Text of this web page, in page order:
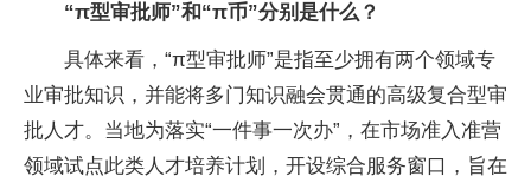
“π型审批师”和“π币”分别是什么？
具体来看，“π型审批师”是指至少拥有两个领域专
业审批知识，并能将多门知识融会贯通的高级复合型审
批人才。当地为落实“一件事一次办”，在市场准入准营
领域试点此类人才培养计划，开设综合服务窗口，旨在